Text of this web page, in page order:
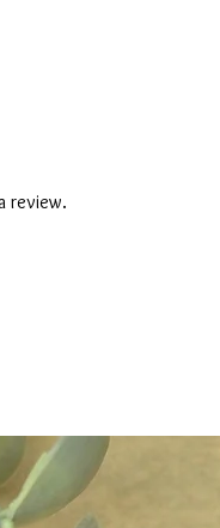
review.